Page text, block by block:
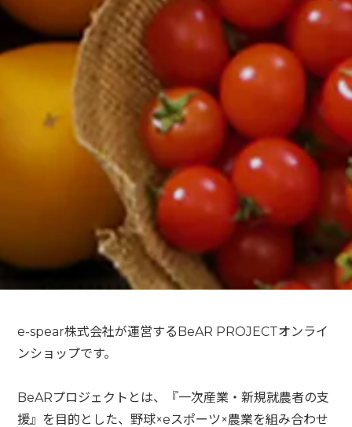
e-spear株式会社が運営するBeAR PROJECTオンライ
ンショップです。
BeARプロジェクトとは、『一次産業・新規就農者の支
援』を目的とした、野球×eスポーツ×農業を組み合わせ